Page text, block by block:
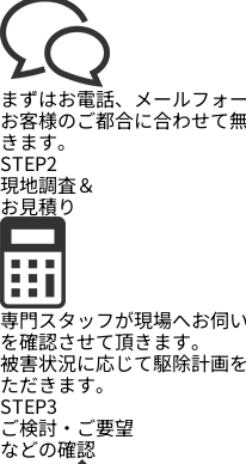
まずはお電話、メールフォ
お客様のご都合に合わせて
きます。
STEP2
現地調査＆
お見積り
専門スタッフが現場へお伺
を確認させて頂きます。
被害状況に応じて駆除計画
ただきます。
STEP3
ご検討・ご要望
などの確認